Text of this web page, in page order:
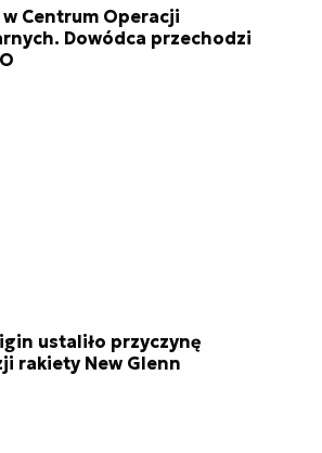
Centrum Operacji
Dowódca przechodzi
ustaliło przyczynę
rakiety New Glenn